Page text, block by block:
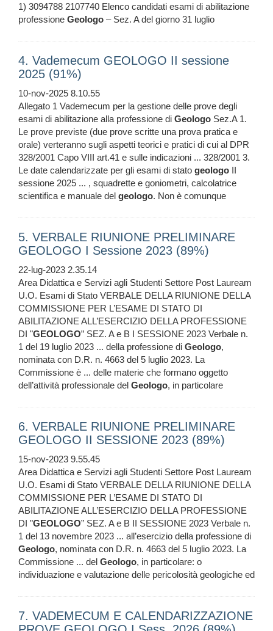
1) 3094788 2107740 Elenco candidati esami di abilitazione
professione Geologo – Sez. A del giorno 31 luglio
4. Vademecum GEOLOGO II sessione
2025 (91%)
10-nov-2025 8.10.55
Allegato 1 Vademecum per la gestione delle prove degli
esami di abilitazione alla professione di Geologo Sez.A 1.
Le prove previste (due prove scritte una prova pratica e
orale) verteranno sugli aspetti teorici e pratici di cui al DPR
328/2001 Capo VIII art.41 e sulle indicazioni ... 328/2001 3.
Le date calendarizzate per gli esami di stato geologo II
sessione 2025 ... , squadrette e goniometri, calcolatrice
scientifica e manuale del geologo. Non è comunque
5. VERBALE RIUNIONE PRELIMINARE
GEOLOGO I Sessione 2023 (89%)
22-lug-2023 2.35.14
Area Didattica e Servizi agli Studenti Settore Post Lauream
U.O. Esami di Stato VERBALE DELLA RIUNIONE DELLA
COMMISSIONE PER L’ESAME DI STATO DI
ABILITAZIONE ALL’ESERCIZIO DELLA PROFESSIONE
DI "GEOLOGO” SEZ. A e B I SESSIONE 2023 Verbale n.
1 del 19 luglio 2023 ... della professione di Geologo,
nominata con D.R. n. 4663 del 5 luglio 2023. La
Commissione è ... delle materie che formano oggetto
dell’attività professionale del Geologo, in particolare
6. VERBALE RIUNIONE PRELIMINARE
GEOLOGO II SESSIONE 2023 (89%)
15-nov-2023 9.55.45
Area Didattica e Servizi agli Studenti Settore Post Lauream
U.O. Esami di Stato VERBALE DELLA RIUNIONE DELLA
COMMISSIONE PER L’ESAME DI STATO DI
ABILITAZIONE ALL’ESERCIZIO DELLA PROFESSIONE
DI "GEOLOGO” SEZ. A e B II SESSIONE 2023 Verbale n.
1 del 13 novembre 2023 ... all’esercizio della professione di
Geologo, nominata con D.R. n. 4663 del 5 luglio 2023. La
Commissione ... del Geologo, in particolare: o
individuazione e valutazione delle pericolosità geologiche ed
7. VADEMECUM E CALENDARIZZAZIONE